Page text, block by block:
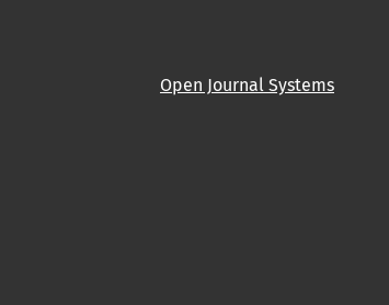
Open Journal Systems